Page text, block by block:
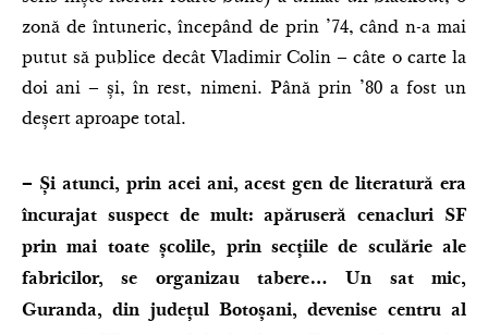
zonă de întuneric, începând de prin ’74, când n-a mai
putut să publice decât Vladimir Colin – câte o carte la
doi ani – și, în rest, nimeni. Până prin ’80 a fost un
deșert aproape total.
– Și atunci, prin acei ani, acest gen de literatură era
încurajat suspect de mult: apăruseră cenacluri SF
prin mai toate școlile, prin secțiile de sculărie ale
fabricilor, se organizau tabere… Un sat mic,
Guranda, din județul Botoșani, devenise centru al